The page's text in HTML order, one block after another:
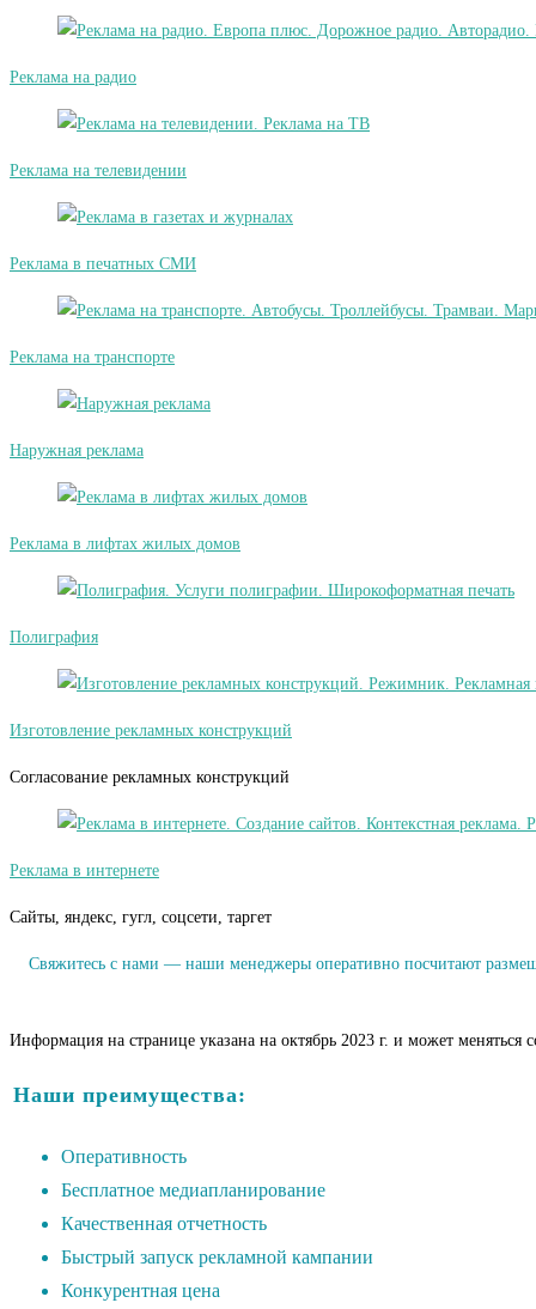
Реклама на радио
Реклама на телевидении
Реклама в печатных СМИ
Реклама на транспорте
Наружная реклама
Реклама в лифтах жилых домов
Полиграфия
Изготовление рекламных конструкций
Согласование рекламных конструкций
Реклама в интернете
Сайты, яндекс, гугл, соцсети, таргет
Свяжитесь с нами — наши менеджеры оперативно посчитают
Информация на странице указана на октябрь 2023 г. и может
Наши преимущества:
Оперативность
Бесплатное медиапланирование
Качественная отчетность
Быстрый запуск рекламной кампании
Конкурентная цена